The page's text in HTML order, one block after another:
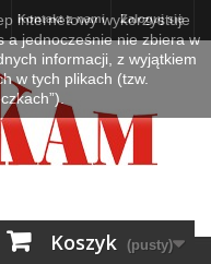
Zaloguj się
Kontakt z nami
Koszyk (pusty)
internetowy wykorzystuje
a jednocześnie nie zbiera w
informacji, z wyjątkiem
w tych plikach (tzw.